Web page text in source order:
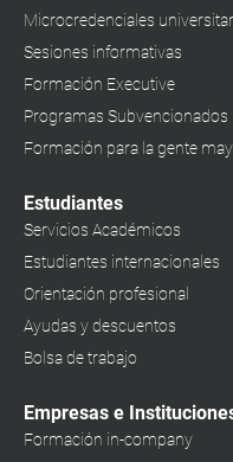
Microcredenciales
Sesiones informativas
Formación Executive
Programas Subvencionados
Formación para la gente
Estudiantes
Servicios Académicos
Estudiantes internacionales
Orientación profesional
Ayudas y descuentos
Bolsa de trabajo
Empresas e
Formación in-company